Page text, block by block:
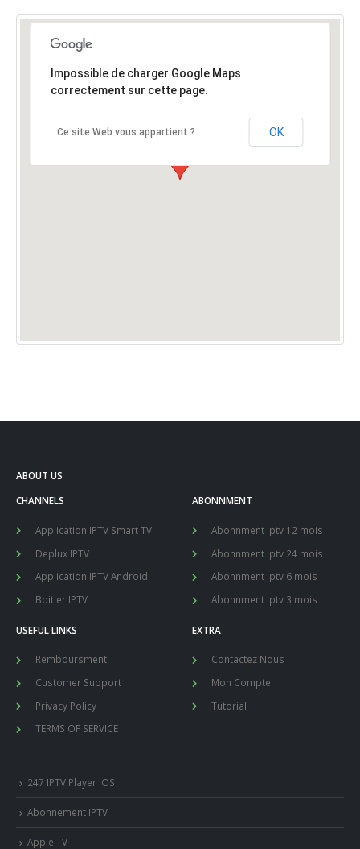
Impossible de charger Google Maps
correctement sur cette page.
Ce site Web vous appartient ? OK
ABOUT US
CHANNELS
Application IPTV Smart TV
Deplux IPTV
Application IPTV Android
Boitier IPTV
ABONNMENT
Abonnment iptv 12 mois
Abonnment iptv 24 mois
Abonnment iptv 6 mois
Abonnment iptv 3 mois
USEFUL LINKS
Remboursment
Customer Support
Privacy Policy
TERMS OF SERVICE
EXTRA
Contactez Nous
Mon Compte
Tutorial
247 IPTV Player iOS
Abonnement IPTV
Apple TV